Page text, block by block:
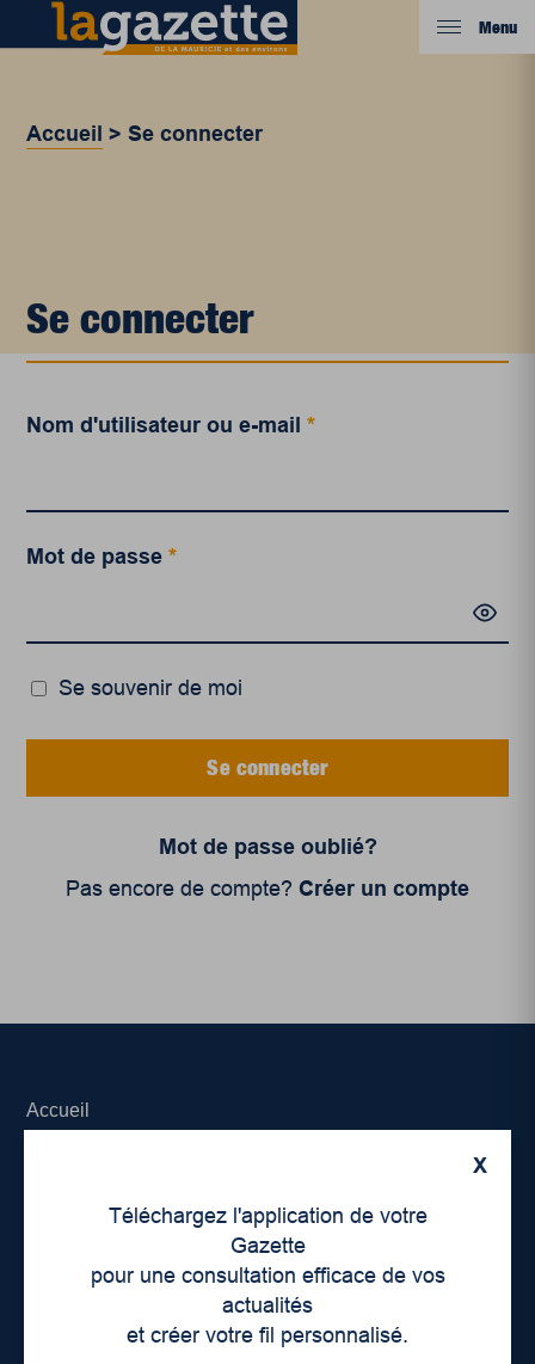
Menu
Accueil >Se connecter
Se connecter
Nom d'utilisateur ou e-mail*
Mot de passe*
Se souvenir de moi
Se connecter
Mot de passe oublié?
Pas encore de compte? Créer un compte
X
Téléchargez l'application de votre
Gazette
pour une consultation efficace de vos
actualités
et créer votre fil personnalisé.
Accueil
Déontologie et confidentialité
Devenir partenaire
Lieux de distribution